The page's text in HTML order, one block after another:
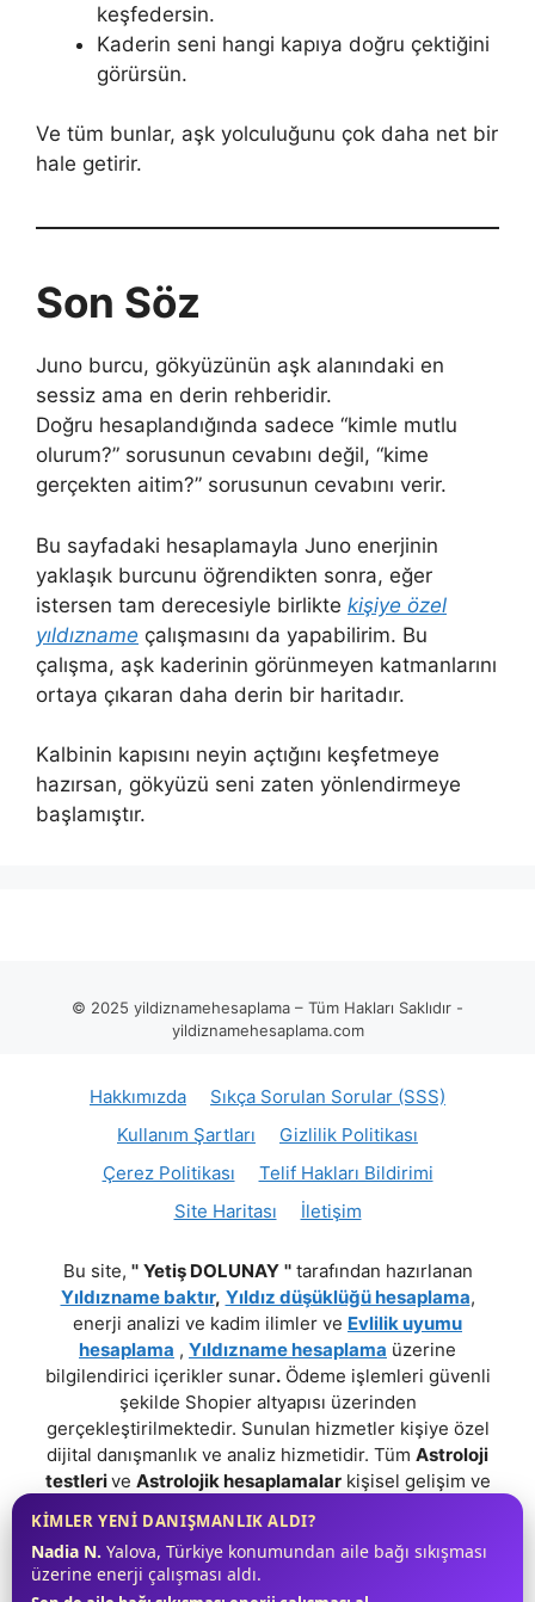
keşfedersin.
Kaderin seni hangi kapıya doğru çektiğini
görürsün.
Ve tüm bunlar, aşk yolculuğunu çok daha net bir
hale getirir.
Son Söz
Juno burcu, gökyüzünün aşk alanındaki en
sessiz ama en derin rehberidir.
Doğru hesaplandığında sadece “kimle mutlu
olurum?” sorusunun cevabını değil, “kime
gerçekten aitim?” sorusunun cevabını verir.
Bu sayfadaki hesaplamayla Juno enerjinin
yaklaşık burcunu öğrendikten sonra, eğer
istersen tam derecesiyle birlikte kişiye özel
yıldızname çalışmasını da yapabilirim. Bu
çalışma, aşk kaderinin görünmeyen katmanlarını
ortaya çıkaran daha derin bir haritadır.
Kalbinin kapısını neyin açtığını keşfetmeye
hazırsan, gökyüzü seni zaten yönlendirmeye
başlamıştır.
© 2025 yildiznamehesaplama – Tüm Hakları Saklıdır -
yildiznamehesaplama.com
Hakkımızda
Sıkça Sorulan Sorular (SSS)
Kullanım Şartları
Gizlilik Politikası
Çerez Politikası
Telif Hakları Bildirimi
Site Haritası
İletişim
Bu site, '' Yetiş DOLUNAY ''tarafından hazırlanan
Yıldızname baktır, Yıldız düşüklüğü hesaplama,
enerji analizi ve kadim ilimler ve Evlilik uyumu
hesaplama , Yıldızname hesaplama üzerine
bilgilendirici içerikler sunar.Ödeme işlemleri güvenli
şekilde Shopier altyapısı üzerinden
gerçekleştirilmektedir. Sunulan hizmetler kişiye özel
dijital danışmanlık ve analiz hizmetidir. Tüm Astroloji
testlerive Astrolojik hesaplamalarkişisel gelişim ve
farkındalık amaçlıdır;
Profesyonel bir tavsiye niteliği taşımaz.
KİMLER YENİ DANIŞMANLIK ALDI?
Nadia N. Yalova, Türkiye konumundan aile bağı sıkışması
üzerine enerji çalışması aldı.